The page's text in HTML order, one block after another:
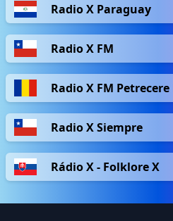
Radio X Paraguay
Radio X FM
Radio X FM
Radio X Siempre
Rádio X - Folklore X